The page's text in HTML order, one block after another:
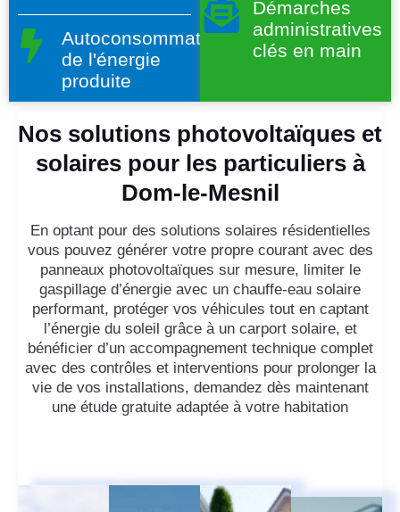
Autoconsommation
de l'énergie
produite
Démarches
administratives
clés en main
Nos solutions photovoltaïques et
solaires pour les particuliers à
Dom-le-Mesnil
En optant pour des solutions solaires résidentielles
vous pouvez générer votre propre courant avec des
panneaux photovoltaïques sur mesure, limiter le
gaspillage d’énergie avec un chauffe-eau solaire
performant, protéger vos véhicules tout en captant
l’énergie du soleil grâce à un carport solaire, et
bénéficier d’un accompagnement technique complet
avec des contrôles et interventions pour prolonger la
vie de vos installations, demandez dès maintenant
une étude gratuite adaptée à votre habitation